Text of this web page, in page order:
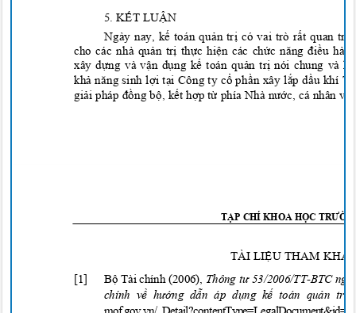
5. KẾT LUẬN
Ngày nay, kế toán quản trị có vai trò rất quan tr
cho các nhà quản trị thực hiện các chứcnăng điều
xây dựng và vận dụng kế toán quản trị nói chung và
khả năng sinh lợi tạiCông ty cổphần xây lắp dầu khí
giải pháp đồng bộ , kết hợp từ phía Nhà nước, cá nhân và
TẠP CHÍ KHOA HỌC
TÀILIỆU THAM KHẢ
[1] Bộ Tài chính(2006), Thông tư 53/2006/TT-BTC
chính về hướng dẫn áp dụng kế toán quản tr
mof.gov.vn/ Detail?contentType=LegalDocument&id=